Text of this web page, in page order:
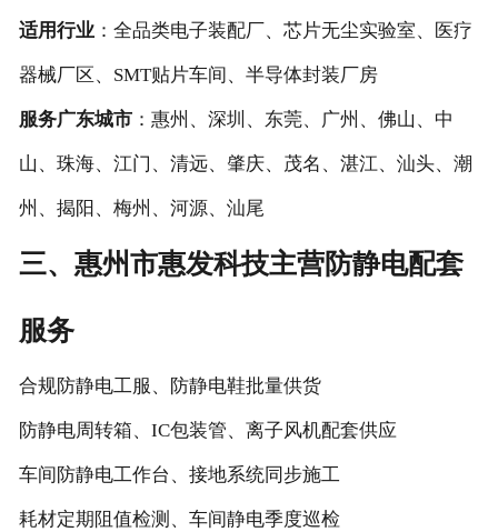
适用行业：全品类电子装配厂、芯片无尘实验室、医疗
器械厂区、SMT贴片车间、半导体封装厂房
服务广东城市：惠州、深圳、东莞、广州、佛山、中
山、珠海、江门、清远、肇庆、茂名、湛江、汕头、潮
州、揭阳、梅州、河源、汕尾
三、惠州市惠发科技主营防静电配套
服务
合规防静电工服、防静电鞋批量供货
防静电周转箱、IC包装管、离子风机配套供应
车间防静电工作台、接地系统同步施工
耗材定期阻值检测、车间静电季度巡检